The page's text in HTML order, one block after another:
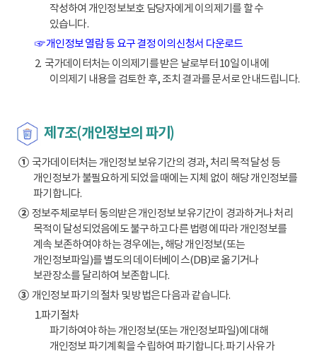
작성하여 개인정보보호 담당자에게 이의제기를 할 수
있습니다.
☞ 개인정보 열람 등 요구 결정 이의신청서 다운로드
2. 국가데이터처는 이의제기를 받은 날로부터 10일 이내에
이의제기 내용을 검토한 후, 조치 결과를 문서로 안내드립니다.
제7조(개인정보의 파기)
①국가데이터처는 개인정보 보유기간의 경과, 처리 목적 달성 등
개인정보가 불필요하게 되었을 때에는 지체 없이 해당 개인정보를
파기합니다.
②정보주체로부터 동의받은 개인정보 보유기간이 경과하거나 처리
목적이 달성되었음에도 불구하고 다른 법령에 따라 개인정보를
계속 보존하여야 하는 경우에는, 해당 개인정보(또는
개인정보파일)를 별도의 데이터베이스(DB)로 옮기거나
보관장소를 달리하여 보존합니다.
③개인정보 파기의 절차 및 방법은 다음과 같습니다.
1.파기절차
파기하여야 하는 개인정보(또는 개인정보파일)에 대해
개인정보 파기계획을 수립하여 파기합니다. 파기 사유가